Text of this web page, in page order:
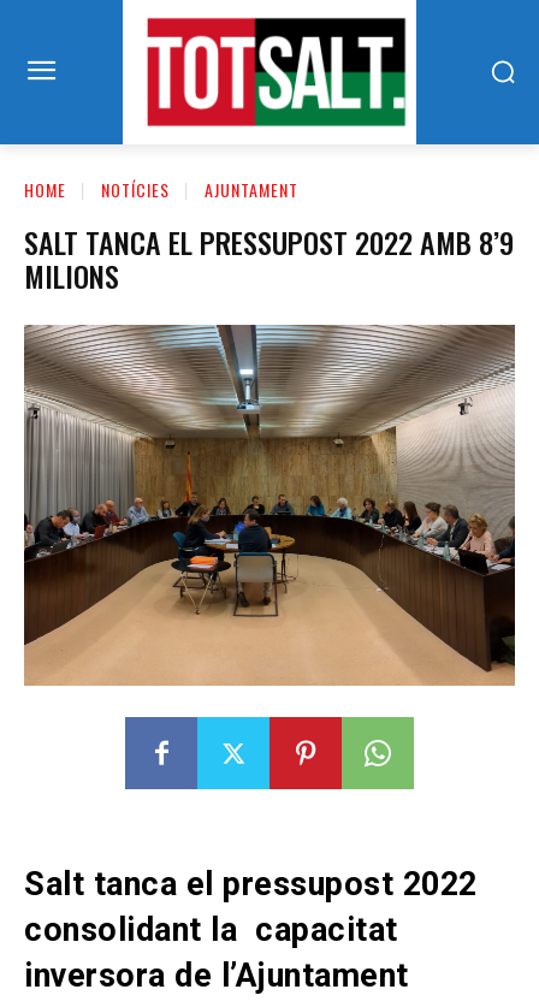
HOME NOTÍCIES AJUNTAMENT
SALT TANCA EL PRESSUPOST 2022 AMB 8’9
MILIONS
Salt tanca el pressupost 2022
consolidant la capacitat
inversora de l’Ajuntament